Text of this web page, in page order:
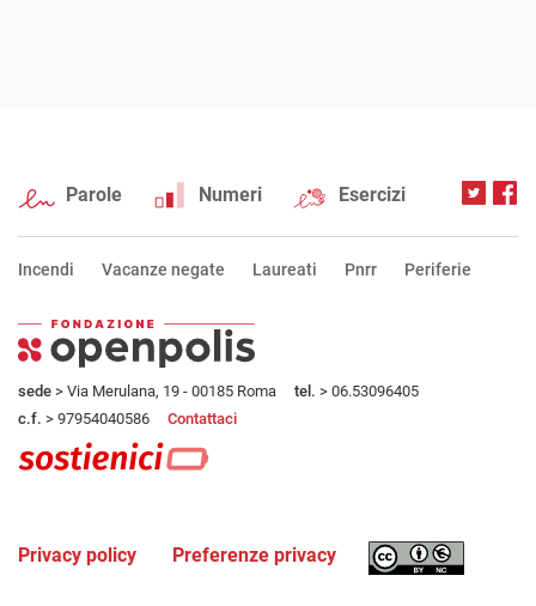
Parole Numeri Esercizi
Incendi Vacanze negate Laureati Pnrr Periferie
sede > Via Merulana, 19 - 00185 Roma tel. > 06.53096405
c.f. > 97954040586 Contattaci
Privacy policy Preferenze privacy